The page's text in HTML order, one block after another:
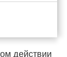
действии